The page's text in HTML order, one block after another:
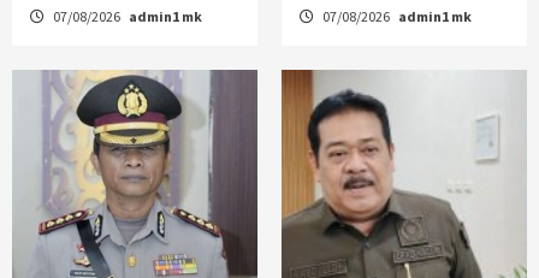
07/08/2026 admin1 mk 07/08/2026 admin1 mk